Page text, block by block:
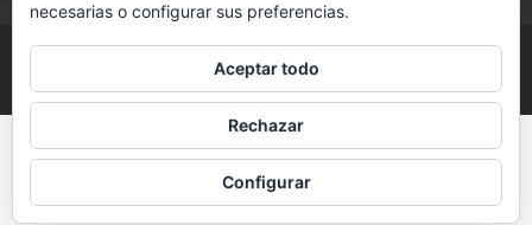
Copyright 2020 Coterram S.L. - Todos los derechos reservados
necesarias o configurar sus preferencias.
Aceptar todo
Rechazar
Configurar